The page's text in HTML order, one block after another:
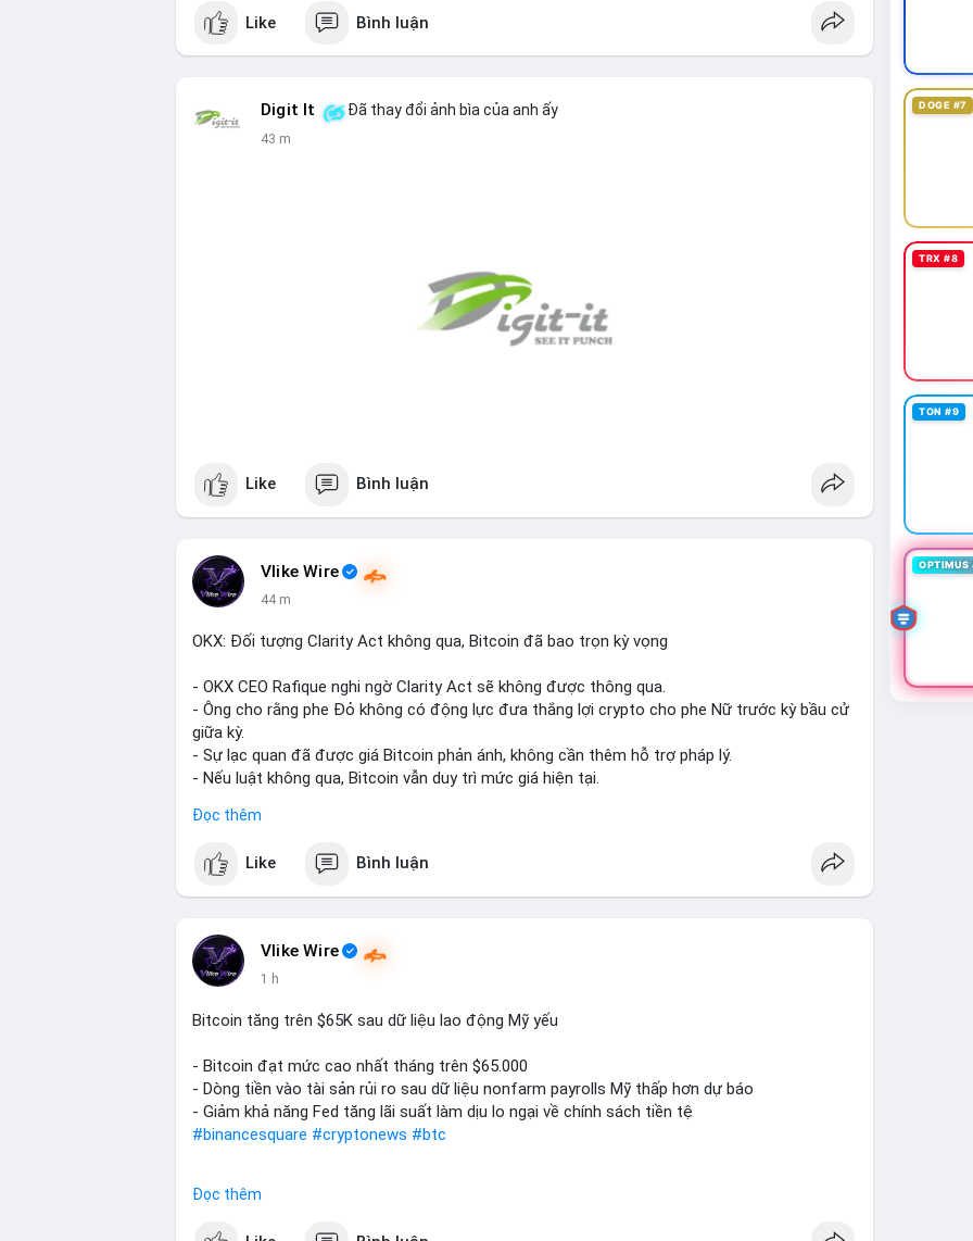
Like Bình luận
Digit It Đã thay đổi ảnh bìa của anh ấy
43 m
Like Bình luận
Vlike Wire
44 m
OKX: Đối tượng Clarity Act không qua, Bitcoin đã bao trọn kỳ vọng
- OKX CEO Rafique nghi ngờ Clarity Act sẽ không được thông qua.
- Ông cho rằng phe Đỏ không có động lực đưa thắng lợi crypto cho phe Nữ trước kỳ bầu cử
giữa kỳ.
- Sự lạc quan đã được giá Bitcoin phản ánh, không cần thêm hỗ trợ pháp lý.
- Nếu luật không qua, Bitcoin vẫn duy trì mức giá hiện tại.
#binancesquare
$btc
📰 Nguồn: CoinDesk
Đọc thêm
Like Bình luận
Vlike Wire
1 h
Bitcoin tăng trên $65K sau dữ liệu lao động Mỹ yếu
- Bitcoin đạt mức cao nhất tháng trên $65.000
- Dòng tiền vào tài sản rủi ro sau dữ liệu nonfarm payrolls Mỹ thấp hơn dự báo
- Giảm khả năng Fed tăng lãi suất làm dịu lo ngại về chính sách tiền tệ
#binancesquare #cryptonews #btc
Đọc thêm
DOGE #7
TRX #8
TON #9
OPTIMUS